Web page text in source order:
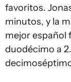
favoritos.
minutos, y la
mejor español
duodécimo a
decimoséptimo